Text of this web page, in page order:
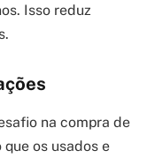
Isso reduz
na compra de
os usados e